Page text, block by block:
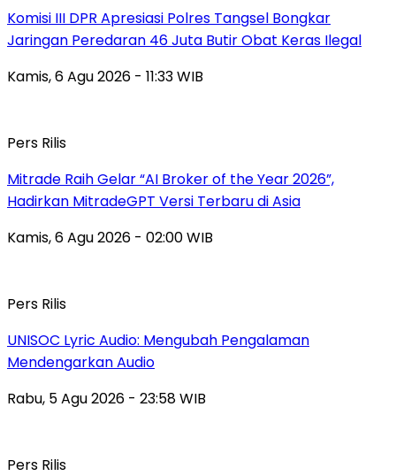
Komisi III DPR Apresiasi Polres Tangsel Bongkar
Jaringan Peredaran 46 Juta Butir Obat Keras Ilegal
Kamis, 6 Agu 2026 - 11:33 WIB
Pers Rilis
Mitrade Raih Gelar “AI Broker of the Year 2026”,
Hadirkan MitradeGPT Versi Terbaru di Asia
Kamis, 6 Agu 2026 - 02:00 WIB
Pers Rilis
UNISOC Lyric Audio: Mengubah Pengalaman
Mendengarkan Audio
Rabu, 5 Agu 2026 - 23:58 WIB
Pers Rilis